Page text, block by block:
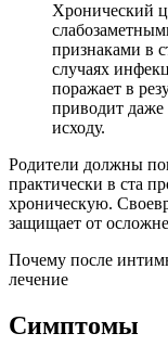
Хронический
признаками в
случаях
поражает в
приводит
исходу.
Родители должны
практически в ста
хроническую.
защищает от
Почему после
лечение
Симптомы